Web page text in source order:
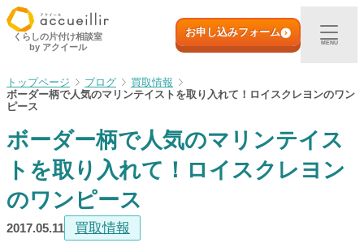
内
容
キ
ッ
初めての方へ
出張買取
宅配買取
店頭買取
くらしの片付け相談室
by アクイール
お申し込みフォーム
MENU
ブログ
買取情報
ボーダー柄で人気のマリンテイストを取り入れて！ロイスクレヨンのワン
ピース
ボーダー柄で人気のマリンテイス
トを取り入れて！ロイスクレヨン
のワンピース
2017.05.11 買取情報